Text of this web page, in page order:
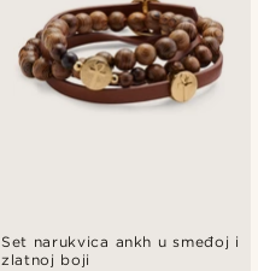
Set narukvica ankh u smeđoj i
zlatnoj boji